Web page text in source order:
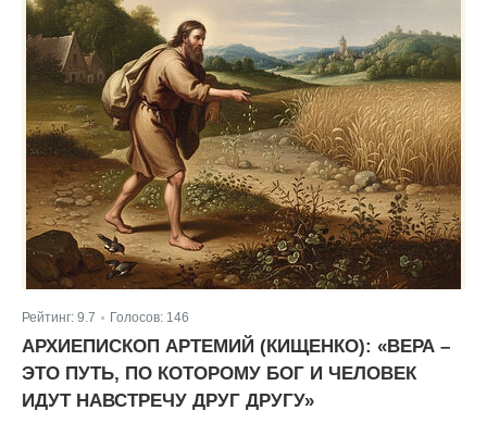
Рейтинг: 9.7 Голосов: 146
АРХИЕПИСКОП АРТЕМИЙ (КИЩЕНКО): «ВЕРА –
ЭТО ПУТЬ, ПО КОТОРОМУ БОГ И ЧЕЛОВЕК
ИДУТ НАВСТРЕЧУ ДРУГ ДРУГУ»